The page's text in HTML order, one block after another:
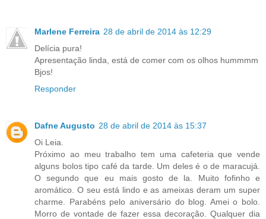
Marlene Ferreira 28 de abril de 2014 às 12:29
Delícia pura!
Apresentação linda, está de comer com os olhos hummmm
Bjos!
Responder
Dafne Augusto 28 de abril de 2014 às 15:37
Oi Leia.
Próximo ao meu trabalho tem uma cafeteria que vende
alguns bolos tipo café da tarde. Um deles é o de maracujá.
O segundo que eu mais gosto de la. Muito fofinho e
aromático. O seu está lindo e as ameixas deram um super
charme. Parabéns pelo aniversário do blog. Amei o bolo.
Morro de vontade de fazer essa decoração. Qualquer dia